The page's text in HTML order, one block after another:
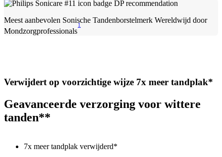
Meest aanbevolen Sonische Tandenborstelmerk Wereldwijd door
Mondzorgprofessionals
1
Verwijdert op voorzichtige wijze 7x meer tandplak*
Geavanceerde verzorging voor wittere
tanden**
7x meer tandplak verwijderd*